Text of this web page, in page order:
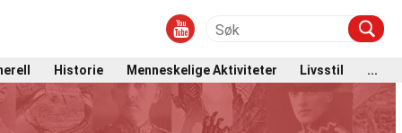
Historie Menneskelige Aktiviteter Livsstil
...